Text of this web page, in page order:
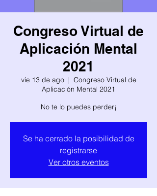
Congreso Virtual de
Aplicación Mental
2021
vie 13 de ago
  |
Congreso Virtual de
Aplicación Mental 2021
No te lo puedes perder¡
Se ha cerrado la posibilidad de
registrarse
Ver otros eventos